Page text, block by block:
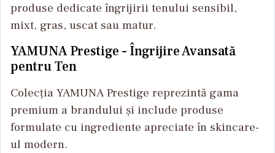
produse dedicate îngrijirii tenului sensibil,
mixt, gras, uscat sau matur.
YAMUNA Prestige – Îngrijire Avansată
pentru Ten
Colecția YAMUNA Prestige reprezintă gama
premium a brandului și include produse
formulate cu ingrediente apreciate în skincare-
ul modern.